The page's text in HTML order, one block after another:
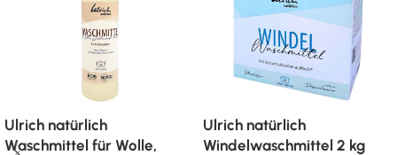
Ulrich natürlich
Waschmittel für Wolle,
Ulrich natürlich
Windelwaschmittel 2 kg